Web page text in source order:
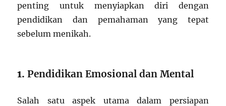
penting untuk menyiapkan diri dengan
pendidikan dan pemahaman yang tepat
sebelum menikah.
1.Pendidikan Emosional dan Mental
Salah satu aspek utama dalam persiapan